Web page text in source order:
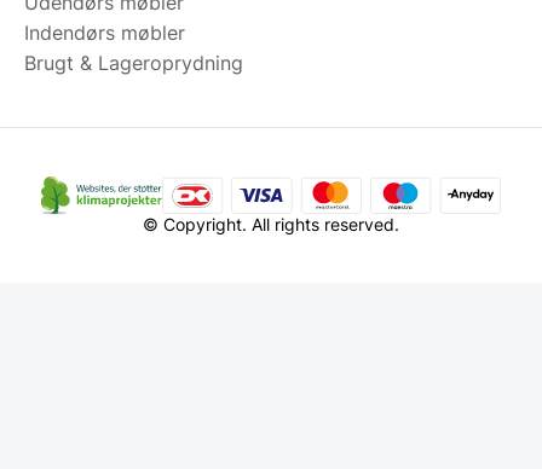
Indendørs møbler
Brugt & Lageroprydning
© Copyright. All rights reserved.